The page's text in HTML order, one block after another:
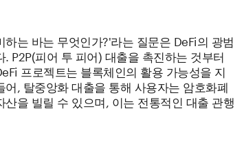
는 바는 무엇인가?'라는 질문은 DeFi의 광범
P2P(피어 투 피어) 대출을 촉진하는 것부터
프로젝트는 블록체인의 활용 가능성을 지
, 탈중앙화 대출을 통해 사용자는 암호화폐
을 빌릴 수 있으며, 이는 전통적인 대출 관행